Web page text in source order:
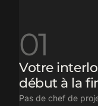
01
Votre
début à la
Pas de chef de